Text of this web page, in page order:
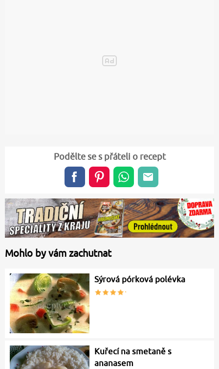
Podělte se s přáteli o recept
Mohlo by vám zachutnat
Sýrová pórková polévka
Kuřecí na smetaně s
ananasem